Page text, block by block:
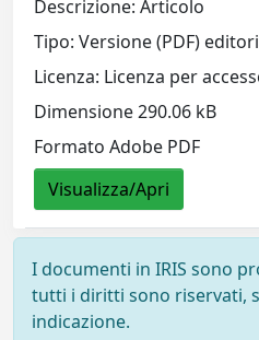
Descrizione: Articolo
Tipo: Versione (PDF)
Licenza: Licenza per
Dimensione 290.06 kB
Formato Adobe PDF
Visualizza/Apri
I documenti in IRIS sono
tutti i diritti sono riservati,
indicazione.